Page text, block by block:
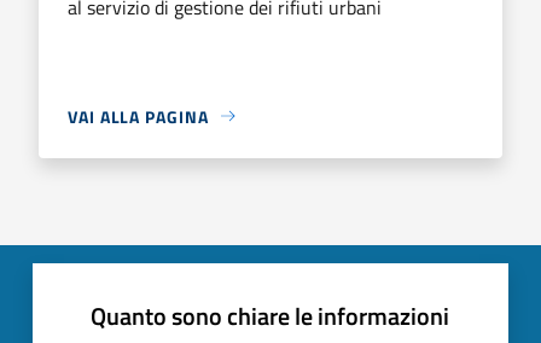
al servizio di gestione dei rifiuti urbani
VAI ALLA PAGINA
Quanto sono chiare le informazioni